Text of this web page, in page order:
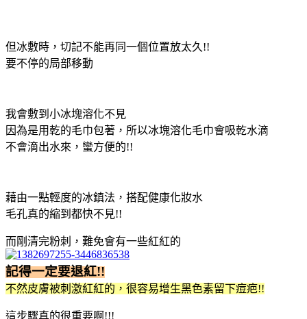
但冰敷時，切記不能再同一個位置放太久!!
要不停的局部移動
我會敷到小冰塊溶化不見
因為是用乾的毛巾包著，所以冰塊溶化毛巾會吸乾水滴
不會滴出水來，蠻方便的!!
藉由一點輕度的冰鎮法，搭配健康化妝水
毛孔真的縮到都快不見!!
而剛清完粉刺，難免會有一些紅紅的
記得一定要退紅!!
不然皮膚被刺激紅紅的，很容易增生黑色素留下痘疤!!
這步驟真的很重要啊!!!